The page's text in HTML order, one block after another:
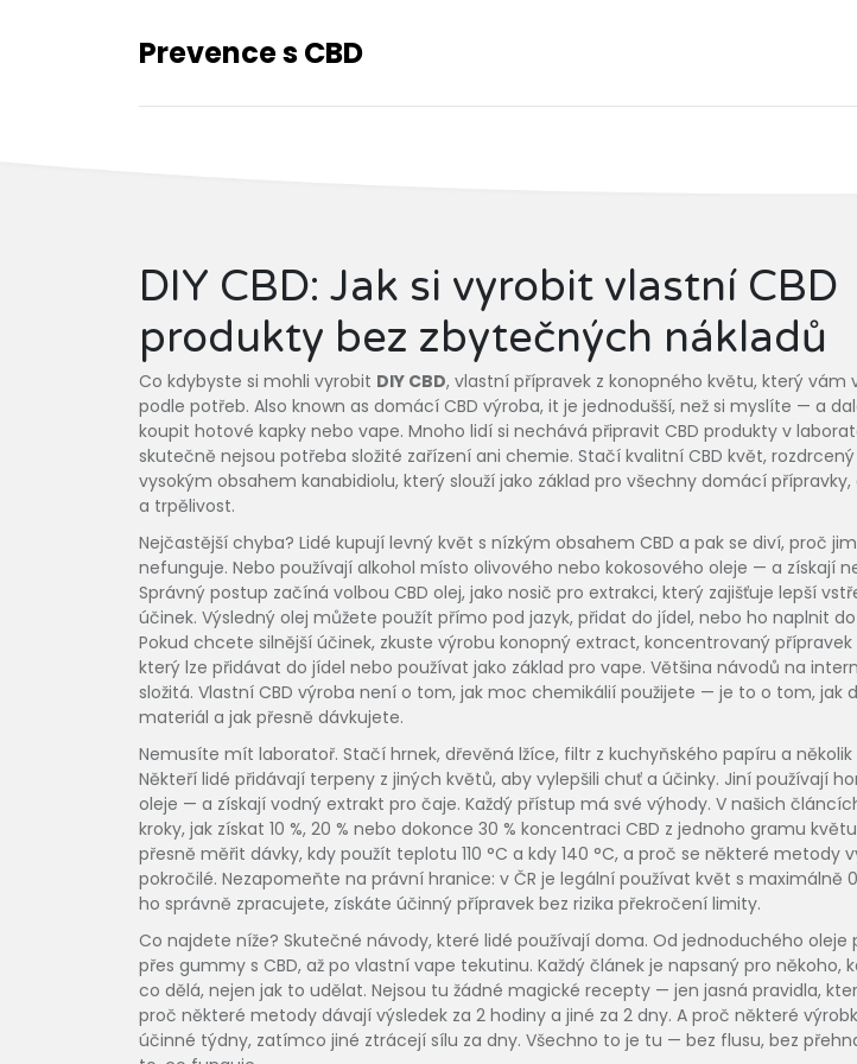
Prevence s CBD
DIY CBD: Jak si vyrobit vlastní CBD
produkty bez zbytečných nákladů
Co kdybyste si mohli vyrobit DIY CBD, vlastní přípravek z konopného květu, který vám
podle potřeb. Also known as domácí CBD výroba, it je jednodušší, než si myslíte — a
koupit hotové kapky nebo vape. Mnoho lidí si nechává připravit CBD produkty v
skutečně nejsou potřeba složité zařízení ani chemie. Stačí kvalitní CBD květ,
vysokým obsahem kanabidiolu, který slouží jako základ pro všechny domácí přípravky,
a trpělivost.
Nejčastější chyba? Lidé kupují levný květ s nízkým obsahem CBD a pak se diví, proč
nefunguje. Nebo používají alkohol místo olivového nebo kokosového oleje — a získají
Správný postup začíná volbou CBD olej, jako nosič pro extrakci, který zajišťuje lepší
účinek. Výsledný olej můžete použít přímo pod jazyk, přidat do jídel, nebo ho naplnit
Pokud chcete silnější účinek, zkuste výrobu konopný extract, koncentrovaný přípravek
který lze přidávat do jídel nebo používat jako základ pro vape. Většina návodů na
složitá. Vlastní CBD výroba není o tom, jak moc chemikálií použijete — je to o tom, jak
materiál a jak přesně dávkujete.
Nemusíte mít laboratoř. Stačí hrnek, dřevěná lžíce, filtr z kuchyňského papíru a několik
Někteří lidé přidávají terpeny z jiných květů, aby vylepšili chuť a účinky. Jiní používají
oleje — a získají vodný extrakt pro čaje. Každý přístup má své výhody. V našich
kroky, jak získat 10 %, 20 % nebo dokonce 30 % koncentraci CBD z jednoho gramu
přesně měřit dávky, kdy použít teplotu 110 °C a kdy 140 °C, a proč se některé metody
pokročilé. Nezapomeňte na právní hranice: v ČR je legální používat květ s maximálně
ho správně zpracujete, získáte účinný přípravek bez rizika překročení limity.
Co najdete níže? Skutečné návody, které lidé používají doma. Od jednoduchého oleje
přes gummy s CBD, až po vlastní vape tekutinu. Každý článek je napsaný pro někoho,
co dělá, nejen jak to udělat. Nejsou tu žádné magické recepty — jen jasná pravidla,
proč některé metody dávají výsledek za 2 hodiny a jiné za 2 dny. A proč některé
účinné týdny, zatímco jiné ztrácejí sílu za dny. Všechno to je tu — bez flusu, bez